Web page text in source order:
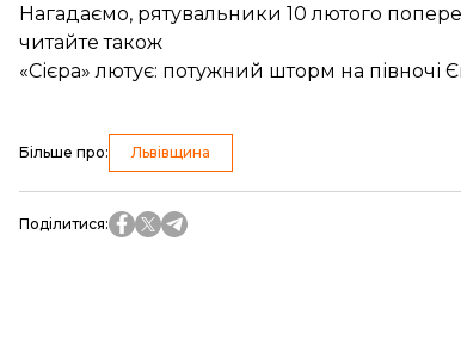
Нагадаємо, рятувальники 10 лютого
читайте також
«Сієра» лютує: потужний шторм на півночі
Більше про: Львівщина
Поділитися: